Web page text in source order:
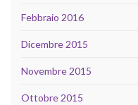
Febbraio 2016
Dicembre 2015
Novembre 2015
Ottobre 2015